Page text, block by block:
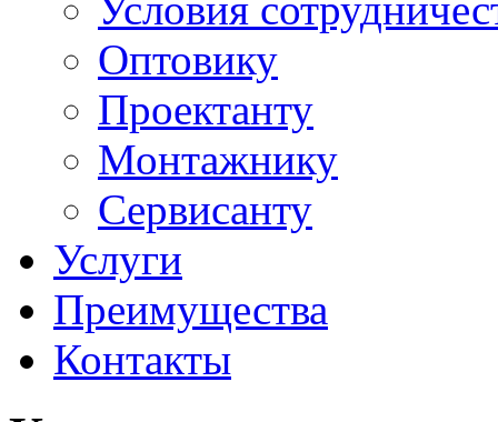
Оптовику
Проектанту
Монтажнику
Сервисанту
Услуги
Преимущества
Контакты